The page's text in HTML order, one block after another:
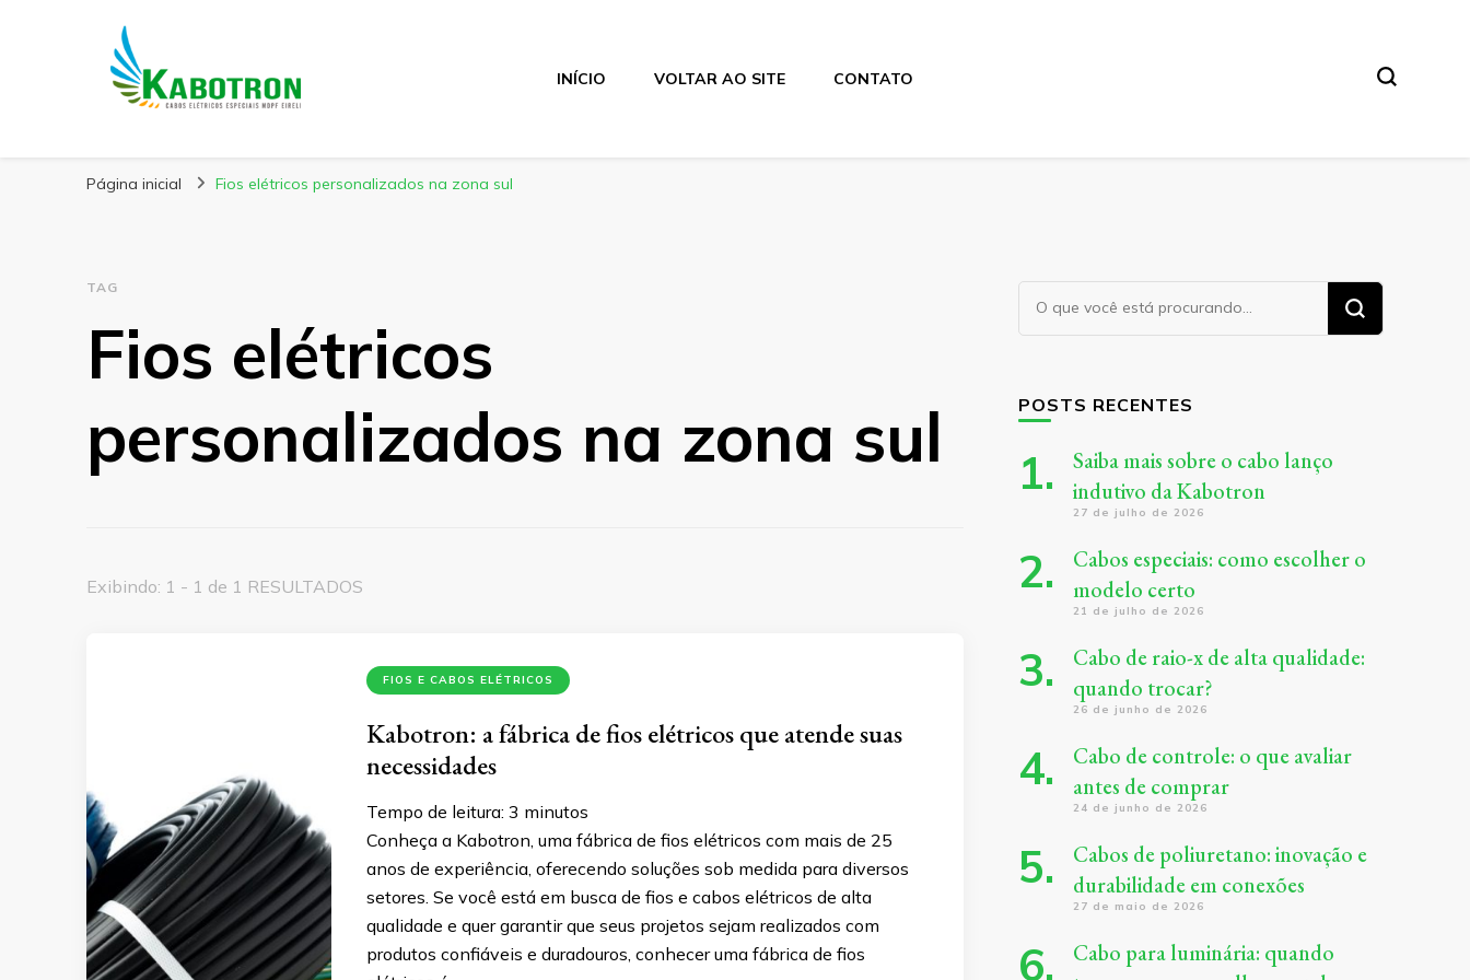
Kabotron
INÍCIO VOLTAR AO SITE CONTATO
Página inicial Fios elétricos personalizados na zona sul
TAG
Fios elétricos
personalizados na zona sul
Exibindo: 1 - 1 de 1 RESULTADOS
FIOS E CABOS ELÉTRICOS
Kabotron: a fábrica de fios elétricos que atende suas
necessidades
Tempo de leitura: 3 minutos
Conheça a Kabotron, uma fábrica de fios elétricos com mais de 25
anos de experiência, oferecendo soluções sob medida para diversos
setores. Se você está em busca de fios e cabos elétricos de alta
qualidade e quer garantir que seus projetos sejam realizados com
produtos confiáveis e duradouros, conhecer uma fábrica de fios
Procurando
algo?
POSTS RECENTES
Saiba mais sobre o cabo lanço
indutivo da Kabotron
27 de julho de 2026
Cabos especiais: como escolher o
modelo certo
21 de julho de 2026
Cabo de raio-x de alta qualidade:
quando trocar?
26 de junho de 2026
Cabo de controle: o que avaliar
antes de comprar
24 de junho de 2026
Cabos de poliuretano: inovação e
durabilidade em conexões
27 de maio de 2026
Cabo para luminária: quando